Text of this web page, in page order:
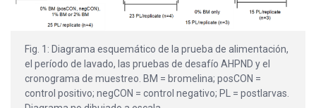
Fig. 1: Diagrama esquemático de la prueba de alimentación,
el período de lavado, las pruebas de desafío AHPND y el
cronograma de muestreo. BM = bromelina; posCON =
control positivo; negCON = control negativo; PL = postlarvas.